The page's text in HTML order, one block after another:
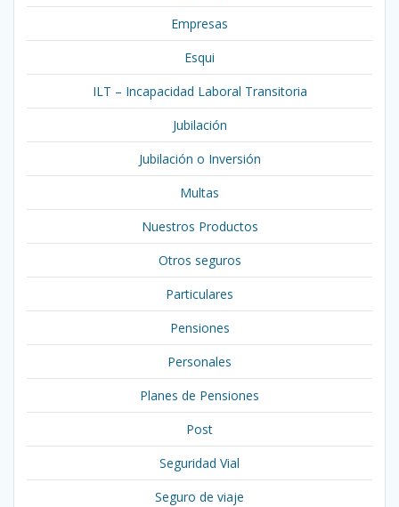
Empresas
Esqui
ILT – Incapacidad Laboral Transitoria
Jubilación
Jubilación o Inversión
Multas
Nuestros Productos
Otros seguros
Particulares
Pensiones
Personales
Planes de Pensiones
Post
Seguridad Vial
Seguro de viaje